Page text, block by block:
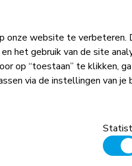
onze website te verbeteren.
het gebruik van de site
op “toestaan” te klikken,
via de instellingen van je